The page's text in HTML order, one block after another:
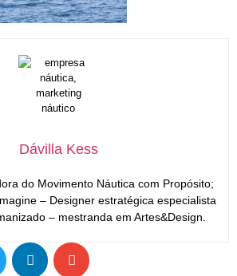
Dávilla Kess
do Movimento Náutica com Propósito;
– Designer estratégica especialista
– mestranda em Artes&Design.